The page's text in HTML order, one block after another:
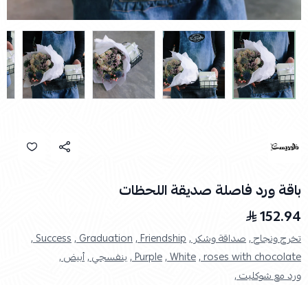
باقة ورد فاصلة صديقة اللحظات
152.94
تخرج ونجاح ,صداقة وشكر ,Friendship ,
Graduation ,
Success ,
roses with chocolate ,
White ,
Purple , بنفسجي ,أبيض ,
ورد مع شوكليت ,